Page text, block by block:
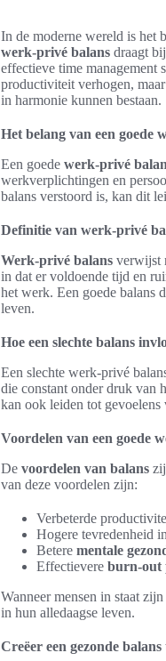
In de moderne wereld is het
werk-privé balans draagt
effectieve time management
productiviteit verhogen,
in harmonie kunnen bestaan.
Het belang van een goede
Een goede werk-privé
werkverplichtingen en
balans verstoord is, kan dit
Definitie van werk-privé
Werk-privé balans verwijst
in dat er voldoende tijd en
het werk. Een goede balans
leven.
Hoe een slechte balans
Een slechte werk-privé
die constant onder druk van
kan ook leiden tot
Voordelen van een goede
De voordelen van balans
van deze voordelen zijn:
Verbeterde
Hogere tevredenheid
Betere mentale
Effectievere burn-out
Wanneer mensen in staat
in hun alledaagse leven.
Creëer een gezonde